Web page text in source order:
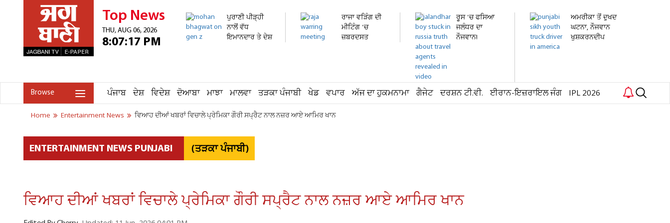
Top News
THU, AUG 06, 2026
8:07:17 PM
ਪੁਰਾਣੀ ਪੀੜ੍ਹੀ
ਨਾਲੋਂ ਵੱਧ
ਇਮਾਨਦਾਰ ਤੇ ਦੇਸ਼
ਰਾਜਾ ਵੜਿੰਗ ਦੀ
ਮੀਟਿੰਗ 'ਚ
ਜ਼ਬਰਦਸਤ
ਰੂਸ 'ਚ ਫਸਿਆ
ਜਲੰਧਰ ਦਾ
ਨੌਜਵਾਨ!
ਅਮਰੀਕਾ ਤੋਂ ਦੁਖਦ
ਘਟਨਾ, ਨੌਜਵਾਨ
ਖੁਸ਼ਕਰਨਦੀਪ
Browse ਪੰਜਾਬ ਦੇਸ਼ ਵਿਦੇਸ਼ ਦੋਆਬਾ ਮਾਝਾ ਮਾਲਵਾ ਤੜਕਾ ਪੰਜਾਬੀ ਖੇਡ ਵਪਾਰ ਅੱਜ ਦਾ ਹੁਕਮਨਾਮਾ ਗੈਜੇਟ ਦਰਸ਼ਨ ਟੀ.ਵੀ. ਈਰਾਨ-ਇਜ਼ਰਾਇਲ ਜੰਗ IPL 2026
Home Entertainment News ਵਿਆਹ ਦੀਆਂ ਖਬਰਾਂ ਵਿਚਾਲੇ ਪ੍ਰੇਮਿਕਾ ਗੌਰੀ ਸਪ੍ਰੈਟ ਨਾਲ ਨਜ਼ਰ ਆਏ ਆਮਿਰ ਖਾਨ
ENTERTAINMENT NEWS PUNJABI (ਤੜਕਾ ਪੰਜਾਬੀ)
ਵਿਆਹ ਦੀਆਂ ਖਬਰਾਂ ਵਿਚਾਲੇ ਪ੍ਰੇਮਿਕਾ ਗੌਰੀ ਸਪ੍ਰੈਟ ਨਾਲ ਨਜ਼ਰ ਆਏ ਆਮਿਰ ਖਾਨ